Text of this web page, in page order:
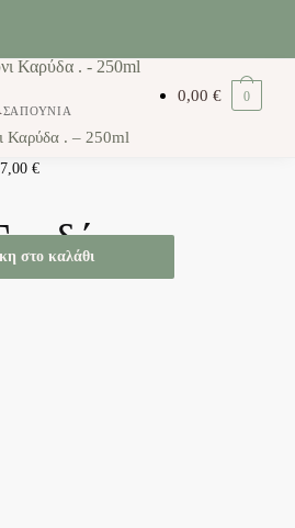
ΣΑΠΟΎΝΙΑ
Καρύδα . – 250ml
7,00 €
στο καλάθι
0,00 € 0